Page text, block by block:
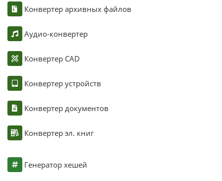
Конвертер архивных файлов
Аудио-конвертер
Конвертер CAD
Конвертер устройств
Конвертер документов
Конвертер эл. книг
Генератор хешей